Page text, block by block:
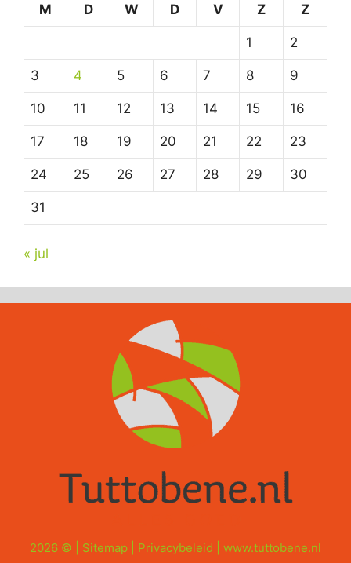
M
D W D V Z Z
1 2
3 4 5 6 7 8 9
10 11 12 13 14 15 16
17 18 19 20 21 22 23
24 25 26 27 28 29 30
31
« jul
2026 © | Sitemap Privacybeleid www.tuttobene.nl